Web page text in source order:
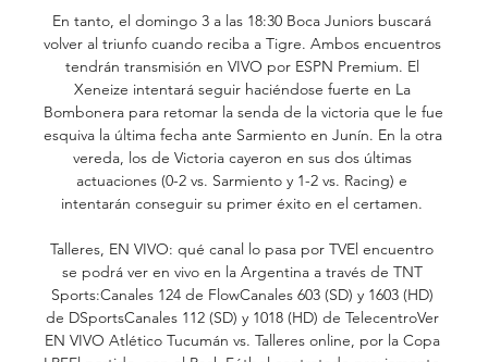
En tanto, el domingo 3 a las 18:30 Boca Juniors buscará
volver al triunfo cuando reciba a Tigre. Ambos encuentros
tendrán transmisión en VIVO por ESPN Premium. El
Xeneize intentará seguir haciéndose fuerte en La
Bombonera para retomar la senda de la victoria que le fue
esquiva la última fecha ante Sarmiento en Junín. En la otra
vereda, los de Victoria cayeron en sus dos últimas
actuaciones (0-2 vs. Sarmiento y 1-2 vs. Racing) e
intentarán conseguir su primer éxito en el certamen.
Talleres, EN VIVO: qué canal lo pasa por TVEl encuentro
se podrá ver en vivo en la Argentina a través de TNT
Sports:Canales 124 de FlowCanales 603 (SD) y 1603 (HD)
de DSportsCanales 112 (SD) y 1018 (HD) de TelecentroVer
EN VIVO Atlético Tucumán vs. Talleres online, por la Copa